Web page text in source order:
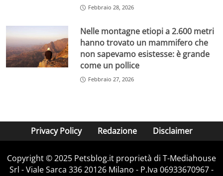
Febbraio 28, 2026
Nelle montagne etiopi a 2.600 metri
hanno trovato un mammifero che
non sapevamo esistesse: è grande
come un pollice
Febbraio 27, 2026
Privacy Policy Redazione Disclaimer
Copyright © 2025 Petsblog.it proprietà di T-Mediahouse
Srl - Viale Sarca 336 20126 Milano - P.Iva 06933670967 -